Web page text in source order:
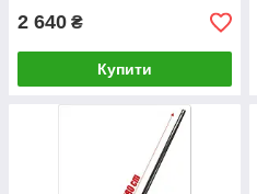
2 640 ₴
Купити